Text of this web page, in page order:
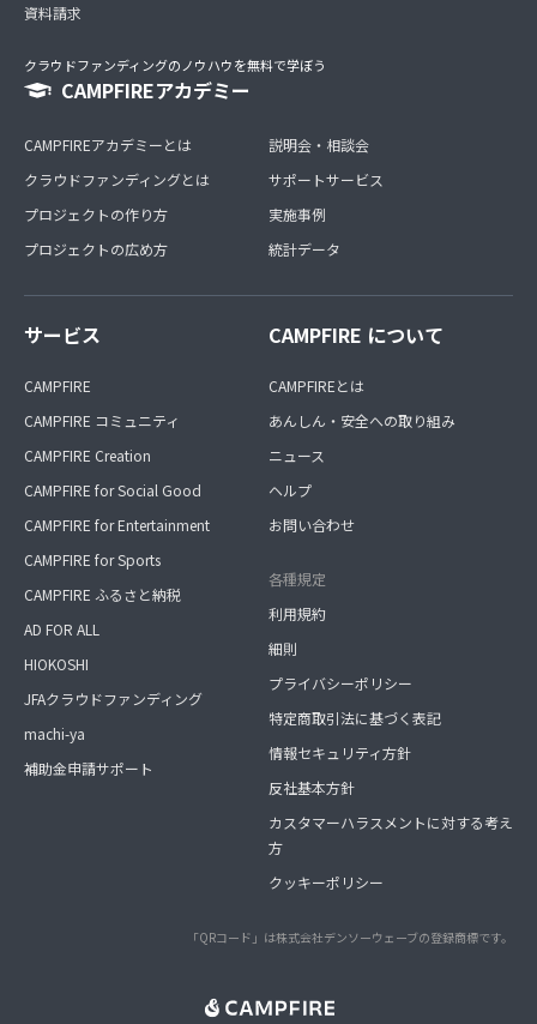
資料請求
クラウドファンディングのノウハウを無料で学ぼう
CAMPFIREアカデミー
CAMPFIREアカデミーとは
クラウドファンディングとは
プロジェクトの作り方
プロジェクトの広め方
説明会・相談会
サポートサービス
実施事例
統計データ
サービス
CAMPFIRE
CAMPFIRE コミュニティ
CAMPFIRE Creation
CAMPFIRE for Social Good
CAMPFIRE for Entertainment
CAMPFIRE for Sports
CAMPFIRE ふるさと納税
AD FOR ALL
HIOKOSHI
JFAクラウドファンディング
machi-ya
補助金申請サポート
CAMPFIRE について
CAMPFIREとは
あんしん・安全への取り組み
ニュース
ヘルプ
お問い合わせ
各種規定
利用規約
細則
プライバシーポリシー
特定商取引法に基づく表記
情報セキュリティ方針
反社基本方針
カスタマーハラスメントに対する考え
方
クッキーポリシー
「QRコード」は株式会社デンソーウェーブの登録商標です。